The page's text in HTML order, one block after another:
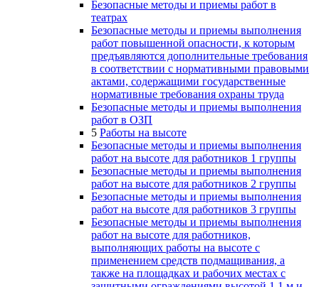
Безопасные методы и приемы работ в
театрах
Безопасные методы и приемы выполнения
работ повышенной опасности, к которым
предъявляются дополнительные требования
в соответствии с нормативными правовыми
актами, содержащими государственные
нормативные требования охраны труда
Безопасные методы и приемы выполнения
работ в ОЗП
5 Работы на высоте
Безопасные методы и приемы выполнения
работ на высоте для работников 1 группы
Безопасные методы и приемы выполнения
работ на высоте для работников 2 группы
Безопасные методы и приемы выполнения
работ на высоте для работников 3 группы
Безопасные методы и приемы выполнения
работ на высоте для работников,
выполняющих работы на высоте с
применением средств подмащивания, а
также на площадках и рабочих местах с